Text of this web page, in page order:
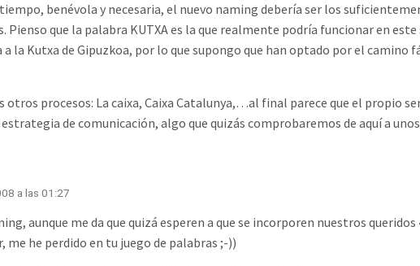
benévola y necesaria, el nuevo naming debería ser los
Pienso que la palabra KUTXA es la que realmente podría funcionar en
la Kutxa de Gipuzkoa, por lo que supongo que han optado por el camino
otros procesos: La caixa, Caixa Catalunya,…al final parece que el propio
de comunicación, algo que quizás comprobaremos de aquí a
a las 01:27
aunque me da que quizá esperen a que se incorporen nuestros queridos
me he perdido en tu juego de palabras ;-))